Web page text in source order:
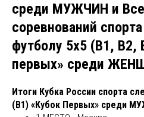
среди МУЖЧИН и
соревнований
футболу 5х5 (В1, В2,
первых» среди
Итоги Кубка России спорта
(В1) «Кубок Первых» среди